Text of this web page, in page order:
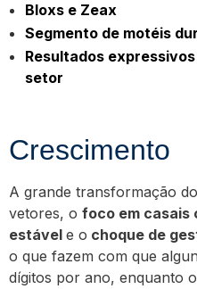
Bloxs e Zeax
Segmento de motéis
Resultados
setor
Crescimento
A grande transformação
vetores, o foco em casais
estável e o choque de
o que fazem com que
dígitos por ano, enquanto